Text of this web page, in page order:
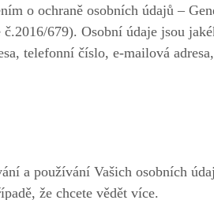
o ochraně osobních údajů –
679). Osobní údaje jsou
telefonní číslo, e-mailová
a používání Vašich osobních
že chcete vědět více.